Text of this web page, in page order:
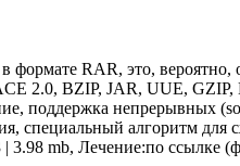
RAR, это, вероятно,
2.0, BZIP, JAR, UUE,
поддержка непрерывных
специальный алгоритм для
3.98 mb, Лечение:по ссылке